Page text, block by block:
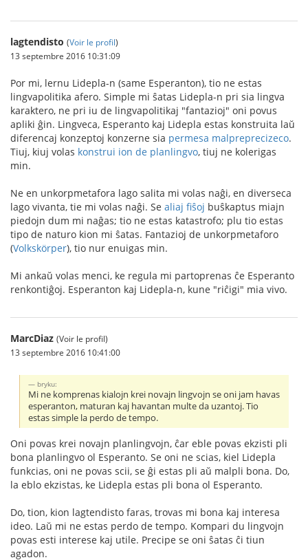
lagtendisto (Voir le profil)
13 septembre 2016 10:31:09
Por mi, lernu Lidepla-n (same Esperanton), tio ne estas
lingvapolitika afero. Simple mi ŝatas Lidepla-n pri sia lingva
karaktero, ne pri iu de lingvapolitikaj "fantazioj" oni povus
apliki ĝin. Lingveca, Esperanto kaj Lidepla estas konstruita laŭ
diferencaj konzeptoj konzerne sia permesa malpreprecizeco.
Tiuj, kiuj volas konstrui ion de planlingvo, tiuj ne kolerigas
min.
Ne en unkorpmetafora lago salita mi volas naĝi, en diverseca
lago vivanta, tie mi volas naĝi. Se aliaj fiŝoj buŝkaptus miajn
piedojn dum mi naĝas; tio ne estas katastrofo; plu tio estas
tipo de naturo kion mi ŝatas. Fantazioj de unkorpmetaforo
(Volkskörper), tio nur enuigas min.
Mi ankaŭ volas menci, ke regula mi partoprenas ĉe Esperanto
renkontiĝoj. Esperanton kaj Lidepla-n, kune "riĉigi" mia vivo.
MarcDiaz (Voir le profil)
13 septembre 2016 10:41:00
bryku:
Mi ne komprenas kialojn krei novajn lingvojn se oni jam havas
esperanton, maturan kaj havantan multe da uzantoj. Tio
estas simple la perdo de tempo.
Oni povas krei novajn planlingvojn, ĉar eble povas ekzisti pli
bona planlingvo ol Esperanto. Se oni ne scias, kiel Lidepla
funkcias, oni ne povas scii, se ĝi estas pli aŭ malpli bona. Do,
la eblo ekzistas, ke Lidepla estas pli bona ol Esperanto.
Do, tion, kion lagtendisto faras, trovas mi bona kaj interesa
ideo. Laŭ mi ne estas perdo de tempo. Kompari du lingvojn
povas esti interese kaj utile. Precipe se oni ŝatas ĉi tiun
agadon.